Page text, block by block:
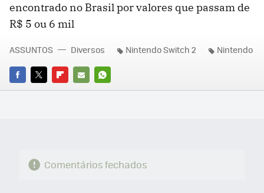
encontrado no Brasil por valores que passam de
R$ 5 ou 6 mil
FACEBOOK
TWITTERFLIPBOARD
E-
WHATSAPP
ASSUNTOS Diversos Nintendo Switch 2 Nintendo
Comentários fechados